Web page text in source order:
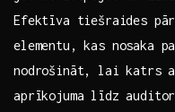
Efektīva tiešraides
elementu, kas nosaka
nodrošināt, lai⁣ katrs
aprīkojuma ​līdz